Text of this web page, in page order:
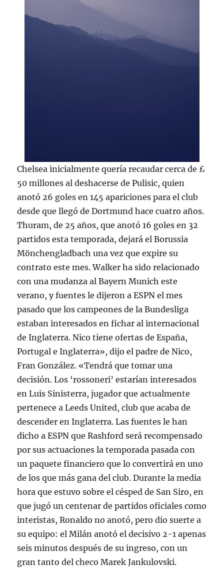
Chelsea inicialmente quería recaudar cerca de £
50 millones al deshacerse de Pulisic, quien
anotó 26 goles en 145 apariciones para el club
desde que llegó de Dortmund hace cuatro años.
Thuram, de 25 años, que anotó 16 goles en 32
partidos esta temporada, dejará el Borussia
Mönchengladbach una vez que expire su
contrato este mes. Walker ha sido relacionado
con una mudanza al Bayern Munich este
verano, y fuentes le dijeron a ESPN el mes
pasado que los campeones de la Bundesliga
estaban interesados en fichar al internacional
de Inglaterra. Nico tiene ofertas de España,
Portugal e Inglaterra», dijo el padre de Nico,
Fran González. «Tendrá que tomar una
decisión. Los ‘rossoneri’ estarían interesados
en Luis Sinisterra, jugador que actualmente
pertenece a Leeds United, club que acaba de
descender en Inglaterra. Las fuentes le han
dicho a ESPN que Rashford será recompensado
por sus actuaciones la temporada pasada con
un paquete financiero que lo convertirá en uno
de los que más gana del club. Durante la media
hora que estuvo sobre el césped de San Siro, en
que jugó un centenar de partidos oficiales como
interistas, Ronaldo no anotó, pero dio suerte a
su equipo: el Milán anotó el decisivo 2-1 apenas
seis minutos después de su ingreso, con un
gran tanto del checo Marek Jankulovski.